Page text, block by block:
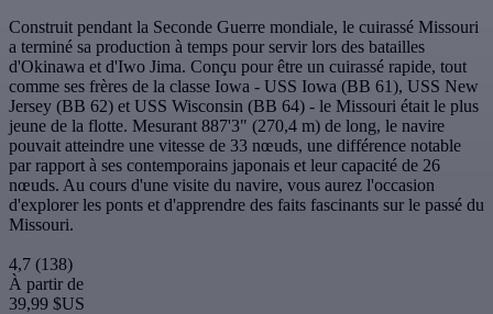
Construit pendant la Seconde Guerre mondiale, le cuirassé Missouri
a terminé sa production à temps pour servir lors des batailles
d'Okinawa et d'Iwo Jima. Conçu pour être un cuirassé rapide, tout
comme ses frères de la classe Iowa - USS Iowa (BB 61), USS New
Jersey (BB 62) et USS Wisconsin (BB 64) - le Missouri était le plus
jeune de la flotte. Mesurant 887'3" (270,4 m) de long, le navire
pouvait atteindre une vitesse de 33 nœuds, une différence notable
par rapport à ses contemporains japonais et leur capacité de 26
nœuds. Au cours d'une visite du navire, vous aurez l'occasion
d'explorer les ponts et d'apprendre des faits fascinants sur le passé du
Missouri.
4,7 (138)
À partir de
39,99 $US